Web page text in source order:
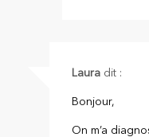
Laura dit :
Bonjour,
On m’a